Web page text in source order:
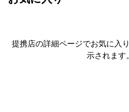
提携店の詳細ページでお気に入
示されます。